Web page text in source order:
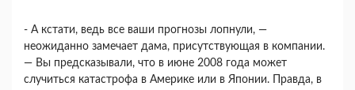
- А кстати, ведь все ваши прогнозы лопнули, —
неожиданно замечает дама, присутствующая в ком­пании.
— Вы предсказывали, что в июне 2008 года может
случиться катастрофа в Америке или в Япо­нии. Правда, в